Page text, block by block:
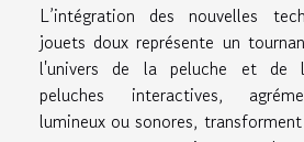
L’intégration des nouvelles
jouets doux représente un
l'univers de la peluche et de
peluches interactives,
lumineux ou sonores,